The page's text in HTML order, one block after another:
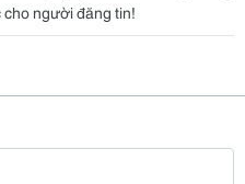
người đăng tin!